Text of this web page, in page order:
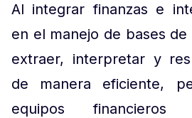
Al integrar finanzas e
en el manejo de bases
extraer, interpretar y
de manera eficiente,
equipos financieros